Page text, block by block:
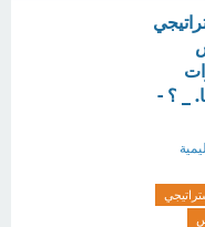
_ ؟ -